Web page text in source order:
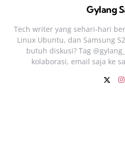
Gylang
Tech writer yang sehari‑hari
Linux Ubuntu, dan Samsung
butuh diskusi? Tag
kolaborasi, email saja ke